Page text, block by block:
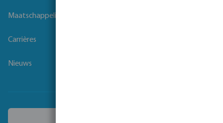
Maatschappelijk verantwoord ondernemen
Carrières
Nieuws